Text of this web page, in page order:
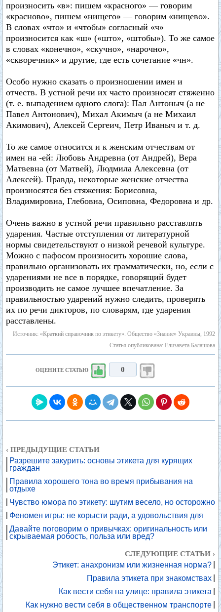
произносить «в»: пишем «красного» — говорим
«красново», пишем «нищего» — говорим «нищево».
В словах «что» и «чтобы» согласный «ч»
произносится как «ш» («што», «штобы»). То же самое
в словах «конечно», «скучно», «нарочно»,
«скворечник» и другие, где есть сочетание «чн».
Особо нужно сказать о произношении имен и
отчеств. В устной речи их часто произносят стяженно
(т. е. выпадением одного слога): Пал Антоныч (а не
Павел Антонович), Михал Акимыч (а не Михаил
Акимович), Алексей Сергеич, Петр Иваныч и т. д.
То же самое относится и к женским отчествам от
имен на -ей: Любовь Андревна (от Андрей), Вера
Матвевна (от Матвей), Людмила Алексевна (от
Алексей). Правда, некоторые женские отчества
произносятся без стяжения: Борисовна,
Владимировна, Глебовна, Осиповна, Федоровна и др.
Очень важно в устной речи правильно расставлять
ударения. Частые отступления от литературной
нормы свидетельствуют о низкой речевой культуре.
Можно с пафосом произносить хорошие слова,
правильно организовать их грамматически, но, если с
ударениями не все в порядке, говорящий будет
производить не самое лучшее впечатление. За
правильностью ударений нужно следить, проверять
их по речи дикторов, по словарям, где ударения
расставлены.
Источник: «Краткий справочник по этикету». Общество «Знание» Украины, 1992
Статья опубликована: Елизавета Балашова
ОЦЕНИТЕ СТАТЬЮ 0
‹ ПРЕДЫДУЩИЕ СТАТЬИ
Разрешите закурить: основы этикета для курящих
граждан
Правила хорошего тона во время прибывания на
отдыхе
Чувство юмора по этикету: шутим весело, но осторожно
Феномен игры: не корысти ради, а удовольствия для
Давайте поговорим о привычках: оригинальность или
скрываемая робость, польза или вред?
СЛЕДУЮЩИЕ СТАТЬИ ›
Этикет: анахронизм или жизненная норма?
Правила этикета при знакомствах
Как вести себя на улице: правила этикета
Как нужно вести себя в общественном транспорте